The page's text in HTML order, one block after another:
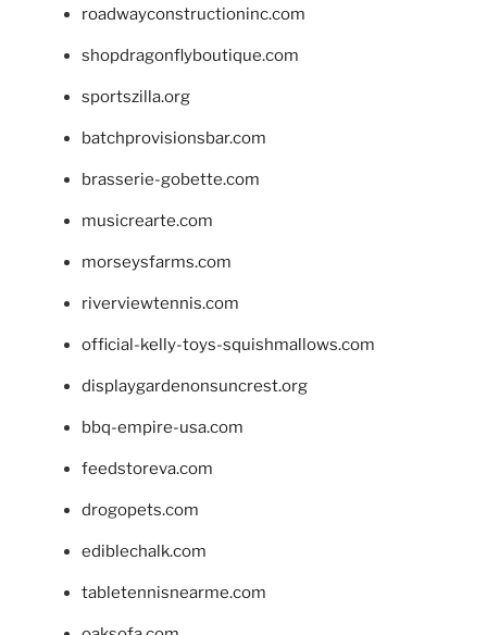
roadwayconstructioninc.com
shopdragonflyboutique.com
sportszilla.org
batchprovisionsbar.com
brasserie-gobette.com
musicrearte.com
morseysfarms.com
riverviewtennis.com
official-kelly-toys-squishmallows.com
displaygardenonsuncrest.org
bbq-empire-usa.com
feedstoreva.com
drogopets.com
ediblechalk.com
tabletennisnearme.com